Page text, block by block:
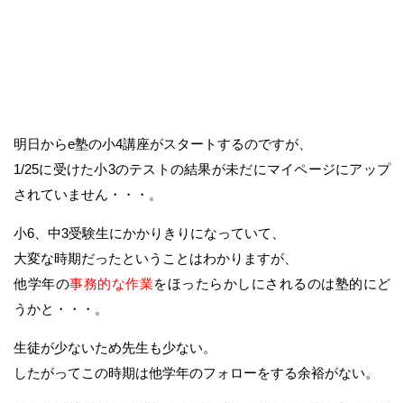
明日からe塾の小4講座がスタートするのですが、
1/25に受けた小3のテストの結果が未だにマイページにアップ
されていません・・・。
小6、中3受験生にかかりきりになっていて、
大変な時期だったということはわかりますが、
他学年の事務的な作業をほったらかしにされるのは塾的にど
うかと・・・。
生徒が少ないため先生も少ない。
したがってこの時期は他学年のフォローをする余裕がない。